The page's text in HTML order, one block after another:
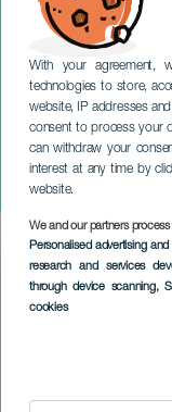
With your agreement,
technologies to store,
website, IP addresses
consent to process your
can withdraw your
interest at any time by
website.
We and our partners
Personalised advertising
research and services
through device scanning,
cookies
Эскобара
ГРАН-КАНАРИЯ
Imagen
Listado